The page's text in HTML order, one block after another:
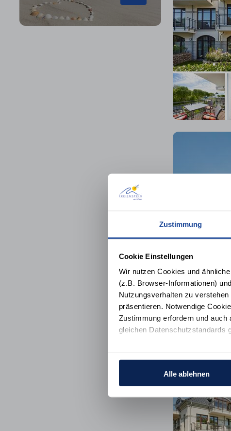
Zustimmung
Cookie Einstellungen
Wir nutzen Cookies und
(z.B. Browser-Informationen)
Nutzungsverhalten zu
präsentieren. Notwendige
Zustimmung erfordern und
gleichen Datenschutzstandards
Alle ablehnen